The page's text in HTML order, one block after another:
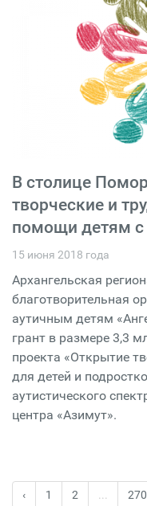
В столице
творческие и
помощи детям с
15 июня 2018 года
Архангельская
благотворительная
аутичным детям
грант в размере 3,3
проекта «Открытие
для детей и
аутистического
центра «Азимут».
‹ 1 2 270